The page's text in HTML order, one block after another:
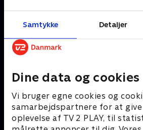
Samtykke Detaljer
Dine data og cookies
Vi bruger egne cookies og
samarbejdspartnere for at
oplevelse af TV 2 PLAY, til
Gå til forside